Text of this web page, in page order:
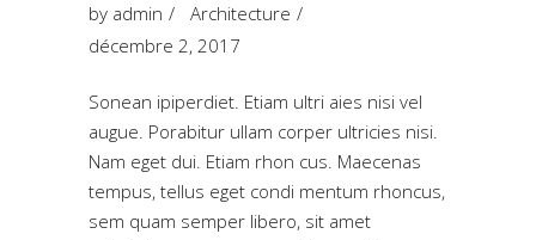
by admin
Architecture
décembre 2, 2017
Sonean ipiperdiet. Etiam ultri aies nisi vel
augue. Porabitur ullam corper ultricies nisi.
Nam eget dui. Etiam rhon cus. Maecenas
tempus, tellus eget condi mentum rhoncus,
sem quam semper libero, sit amet